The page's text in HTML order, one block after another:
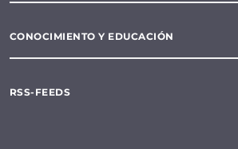
CONOCIMIENTO Y EDUCACIÓN
RSS-FEEDS